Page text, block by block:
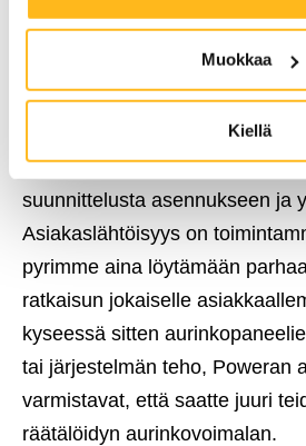
Muokkaa
Kiellä
Poweran palvelut ja
asiakaslähtöisyys
Poweran palvelut kattavat koko
aurinkoenergiajärjestelmän
suunnittelusta asennukseen ja
Asiakaslähtöisyys on
pyrimme aina löytämään
ratkaisun jokaiselle
kyseessä sitten
tai järjestelmän teho, Poweran
varmistavat, että saatte juuri
räätälöidyn aurinkovoimalan.